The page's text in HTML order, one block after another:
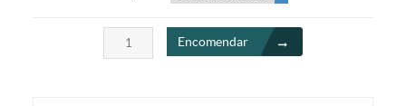
Encomendar